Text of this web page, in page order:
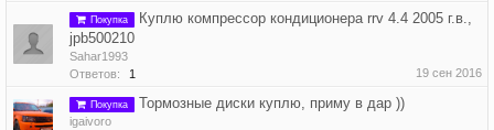
Покупка
Куплю компрессор кондиционера rrv 4.4 2005 г.в.,
jpb500210
Sahar1993
Ответов:
1 19 сен 2016
Покупка Тормозные диски куплю, приму в дар ))
igaivoro